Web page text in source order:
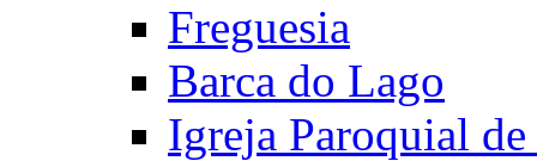
Freguesia
Barca do Lago
Igreja Paroquial de